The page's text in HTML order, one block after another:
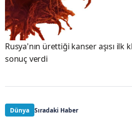
Rusya'nın ürettiği kanser aşısı
sonuç verdi
Dünya Sıradaki Haber